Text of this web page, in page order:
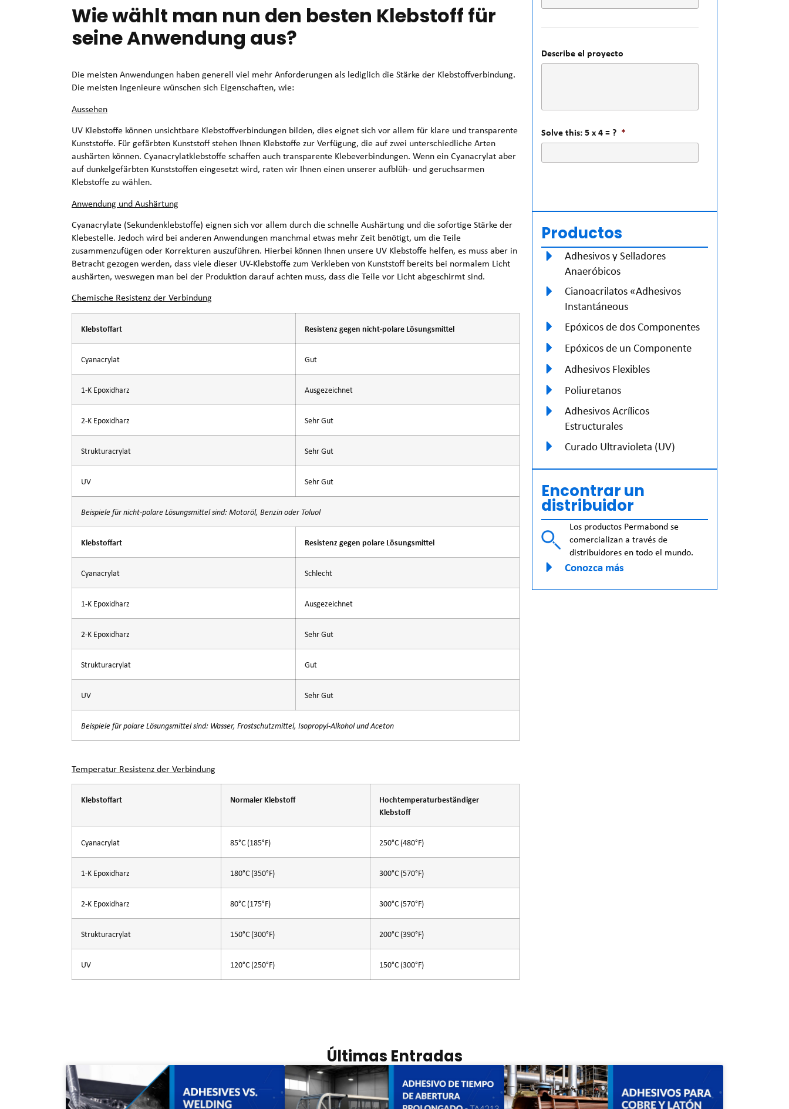
Wie wählt man nun den besten Klebstoff für
seine Anwendung aus?
Die meisten Anwendungen haben generell viel mehr Anforderungen als lediglich die Stärke der Klebstoffverbindung.
Die meisten Ingenieure wünschen sich Eigenschaften, wie:
Aussehen
UV Klebstoffe können unsichtbare Klebstoffverbindungen bilden, dies eignet sich vor allem für klare und transparente
Kunststoffe. Für gefärbten Kunststoff stehen Ihnen Klebstoffe zur Verfügung, die auf zwei unterschiedliche Arten
aushärten können. Cyanacrylatklebstoffe schaffen auch transparente Klebeverbindungen. Wenn ein Cyanacrylat aber
auf dunkelgefärbten Kunststoffen eingesetzt wird, raten wir Ihnen einen unserer aufblüh- und geruchsarmen
Klebstoffe zu wählen.
Anwendung und Aushärtung
Cyanacrylate (Sekundenklebstoffe) eignen sich vor allem durch die schnelle Aushärtung und die sofortige Stärke der
Klebestelle. Jedoch wird bei anderen Anwendungen manchmal etwas mehr Zeit benötigt, um die Teile
zusammenzufügen oder Korrekturen auszuführen. Hierbei können Ihnen unsere UV Klebstoffe helfen, es muss aber in
Betracht gezogen werden, dass viele dieser UV-Klebstoffe zum Verkleben von Kunststoff bereits bei normalem Licht
aushärten, weswegen man bei der Produktion darauf achten muss, dass die Teile vor Licht abgeschirmt sind.
Chemische Resistenz der Verbindung
Klebstoffart Resistenz gegen nicht-polare Lösungsmittel
Cyanacrylat Gut
1-K Epoxidharz Ausgezeichnet
2-K Epoxidharz Sehr Gut
Strukturacrylat Sehr Gut
UV Sehr Gut
Beispiele für nicht-polare Lösungsmittel sind: Motoröl, Benzin oder Toluol
Klebstoffart Resistenz gegen polare Lösungsmittel
Cyanacrylat Schlecht
1-K Epoxidharz Ausgezeichnet
2-K Epoxidharz Sehr Gut
Strukturacrylat Gut
UV Sehr Gut
Beispiele für polare Lösungsmittel sind: Wasser, Frostschutzmittel, Isopropyl-Alkohol und Aceton
Temperatur Resistenz der Verbindung
Klebstoffart Normaler Klebstoff
Hochtemperaturbeständiger
Klebstoff
Cyanacrylat 85°C (185°F) 250°C (480°F)
1-K Epoxidharz 180°C (350°F) 300°C (570°F)
2-K Epoxidharz 80°C (175°F) 300°C (570°F)
Strukturacrylat 150°C (300°F) 200°C (390°F)
UV 120°C (250°F) 150°C (300°F)
Describe el proyecto
Solve this: 5 x 4 = ? *
Productos
Adhesivos y Selladores
Anaeróbicos
Cianoacrilatos «Adhesivos
Instantáneous
Epóxicos de dos Componentes
Epóxicos de un Componente
Adhesivos Flexibles
Poliuretanos
Adhesivos Acrílicos
Estructurales
Curado Ultravioleta (UV)
Encontrar un
distribuidor
Los productos Permabond se
comercializan a través de
distribuidores en todo el mundo.
Conozca más
Últimas Entradas